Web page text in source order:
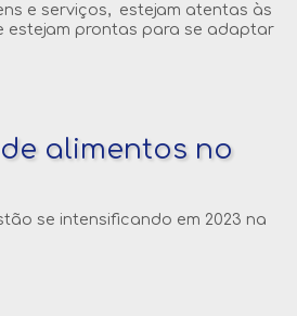
e serviços, estejam atentas às
estejam prontas para se adaptar
alimentos no
se intensificando em 2023 na